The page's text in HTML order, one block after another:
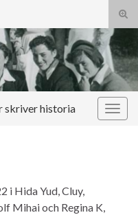
Slå
på/
Slå
skriver historia
i Hida Yud, Cluy,
Mihai och Regina K,